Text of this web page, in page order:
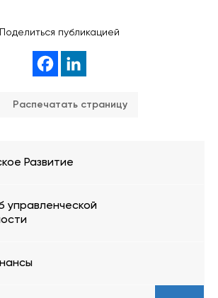
Поделиться публикацией
Распечатать страницу
Развитие
управленческой